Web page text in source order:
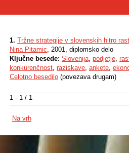
1 - 1 / 1
1. Tržne strategije v slovenskih hitro
Nina Pitamic, 2001, diplomsko delo
Ključne besede: Slovenija, podjetje,
konkurenčnost, raziskave, ankete,
Celotno besedilo (povezava drugam)
Na vrh